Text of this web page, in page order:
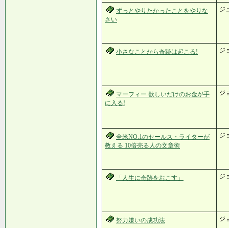
ずっとやりたかったことをやりな
さい
ジ
小さなことから奇跡は起こる! ジ
マーフィー 欲しいだけのお金が手
に入る!
ジ
全米NO.1のセールス・ライターが
教える 10倍売る人の文章術
ジ
「人生に奇跡をおこす」 ジ
努力嫌いの成功法 ジ